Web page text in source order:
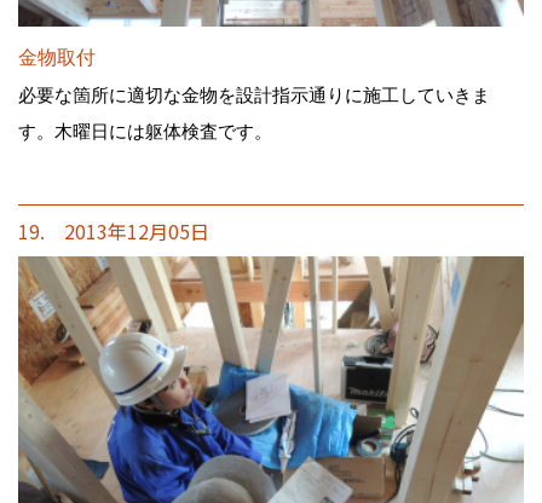
金物取付
必要な箇所に適切な金物を設計指示通りに施工していきま
す。木曜日には躯体検査です。
19. 2013年12月05日